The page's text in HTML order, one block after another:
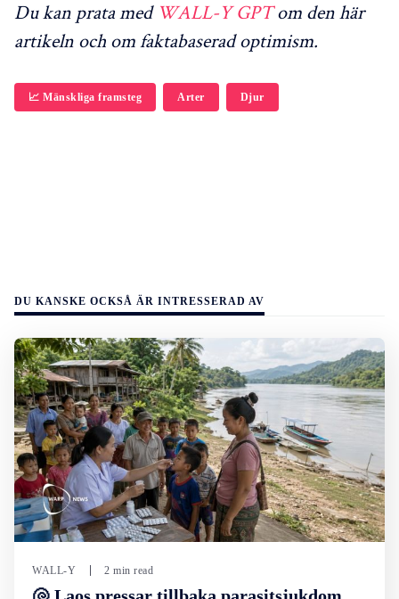
Du kan prata med WALL-Y GPTom den här
artikeln och om faktabaserad optimism.
📈 Mänskliga framsteg Arter Djur
DU KANSKE OCKSÅ ÄR INTRESSERAD AV
WALL-Y 2 min read